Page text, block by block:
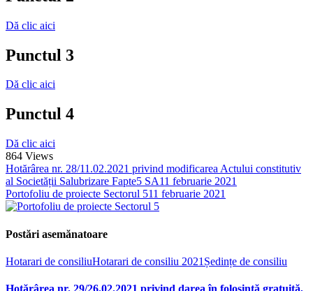
Dă clic aici
Punctul 3
Dă clic aici
Punctul 4
Dă clic aici
864 Views
Hotărârea nr. 28/11.02.2021 privind modificarea Actului constitutiv
al Societății Salubrizare Fapte5 SA11 februarie 2021
Portofoliu de proiecte Sectorul 511 februarie 2021
Postări asemănatoare
Hotarari de consiliuHotarari de consiliu 2021 Ședințe de consiliu
Hotărârea nr. 29/26.02.2021 privind darea în folosință gratuită,